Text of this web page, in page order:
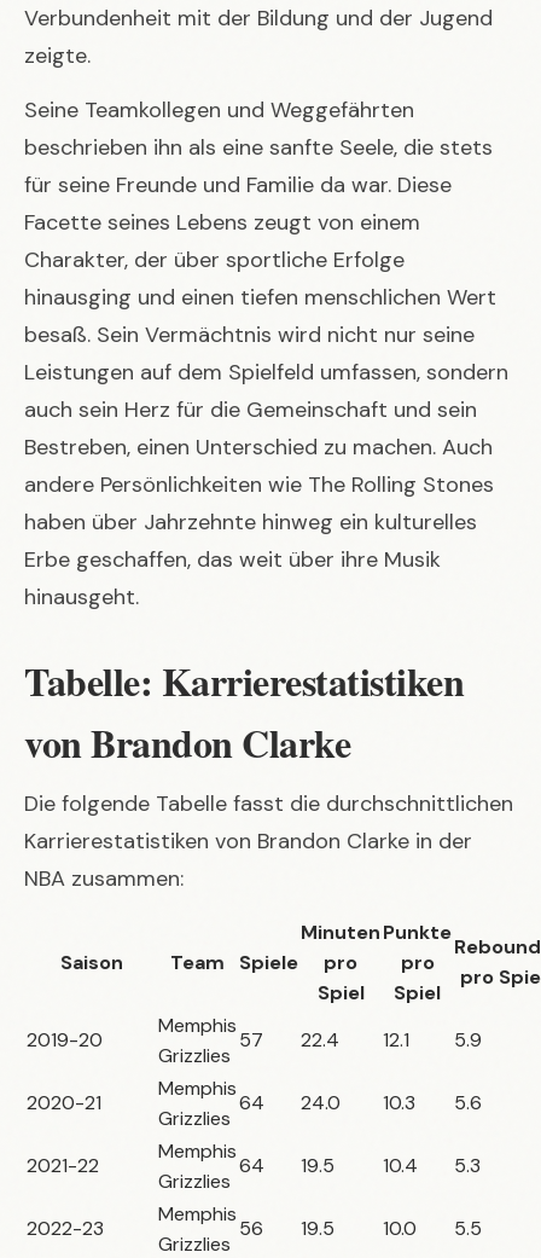
Verbundenheit mit der Bildung und der Jugend
zeigte.
Seine Teamkollegen und Weggefährten
beschrieben ihn als eine sanfte Seele, die stets
für seine Freunde und Familie da war. Diese
Facette seines Lebens zeugt von einem
Charakter, der über sportliche Erfolge
hinausging und einen tiefen menschlichen Wert
besaß. Sein Vermächtnis wird nicht nur seine
Leistungen auf dem Spielfeld umfassen, sondern
auch sein Herz für die Gemeinschaft und sein
Bestreben, einen Unterschied zu machen. Auch
andere Persönlichkeiten wie The Rolling Stones
haben über Jahrzehnte hinweg ein kulturelles
Erbe geschaffen, das weit über ihre Musik
hinausgeht.
Tabelle: Karrierestatistiken
von Brandon Clarke
Die folgende Tabelle fasst die durchschnittlichen
Karrierestatistiken von Brandon Clarke in der
NBA zusammen:
Saison Team Spiele
Minuten
pro
Spiel
Punkte
pro
Spiel
pro
2019-20
Memphis
Grizzlies
57 22.4 12.1 5.9
2020-21
Memphis
Grizzlies
64 24.0 10.3 5.6
2021-22
Memphis
Grizzlies
64 19.5 10.4 5.3
2022-23
Memphis
Grizzlies
56 19.5 10.0 5.5